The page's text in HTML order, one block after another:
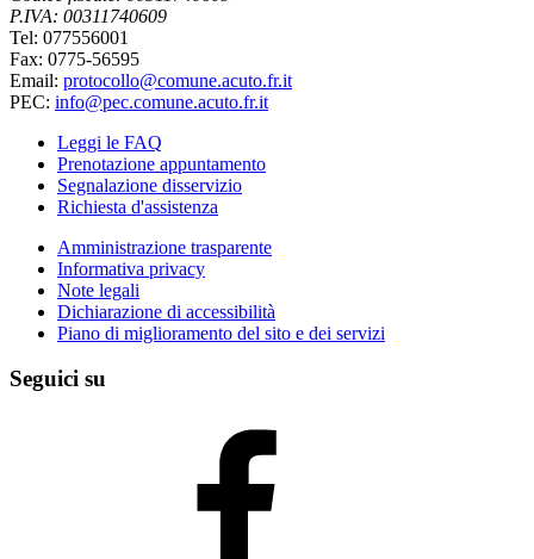
P.IVA: 00311740609
Tel: 077556001
Fax: 0775-56595
Email: protocollo@comune.acuto.fr.it
PEC: info@pec.comune.acuto.fr.it
Leggi le FAQ
Prenotazione appuntamento
Segnalazione disservizio
Richiesta d'assistenza
Amministrazione trasparente
Informativa privacy
Note legali
Dichiarazione di accessibilità
Piano di miglioramento del sito e dei servizi
Seguici su